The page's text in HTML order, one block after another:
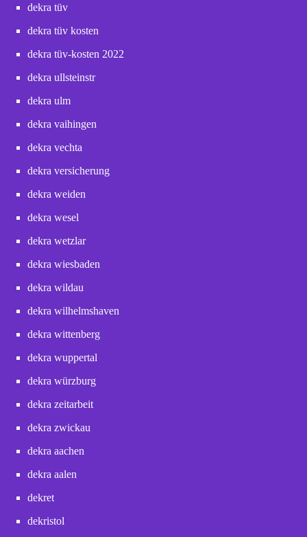
dekra tüv
dekra tüv kosten
dekra tüv-kosten 2022
dekra ullsteinstr
dekra ulm
dekra vaihingen
dekra vechta
dekra versicherung
dekra weiden
dekra wesel
dekra wetzlar
dekra wiesbaden
dekra wildau
dekra wilhelmshaven
dekra wittenberg
dekra wuppertal
dekra würzburg
dekra zeitarbeit
dekra zwickau
dekra aachen
dekra aalen
dekret
dekristol